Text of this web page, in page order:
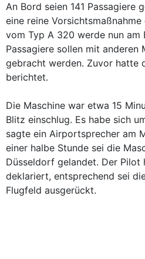
An Bord seien 141 Passagiere
eine reine
vom Typ A 320 werde nun am
Passagiere sollen mit anderen
gebracht werden. Zuvor hatte
berichtet.
Die Maschine war etwa 15
Blitz einschlug. Es habe sich
sagte ein Airportsprecher am
einer halbe Stunde sei die
Düsseldorf gelandet. Der Pilot
deklariert, entsprechend sei
Flugfeld ausgerückt.